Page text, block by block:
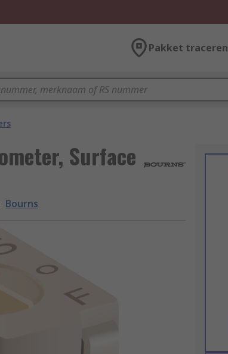
Pakket traceren
Surface
Bourns